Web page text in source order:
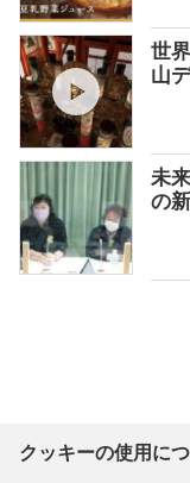
世
山
未
の
クッキーの使用に